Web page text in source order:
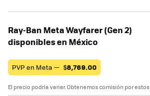
Ray-Ban Meta Wayfarer (Gen 2)
disponibles en México
PVP en Meta — $8,769.00
El precio podría variar. Obtenemos comisión por